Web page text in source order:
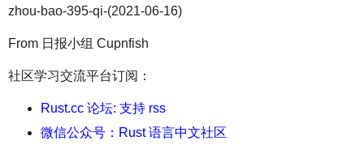
zhou-bao-395-qi-(2021-06-16)
From 日报小组 Cupnfish
社区学习交流平台订阅：
Rust.cc 论坛: 支持 rss
微信公众号：Rust 语言中文社区